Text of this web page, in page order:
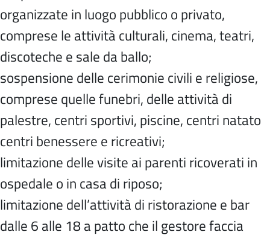
organizzate in luogo pubblico o privato,
comprese le attività culturali, cinema, teatri,
discoteche e sale da ballo;
sospensione delle cerimonie civili e religiose,
comprese quelle funebri, delle attività di
palestre, centri sportivi, piscine, centri
centri benessere e ricreativi;
limitazione delle visite ai parenti ricoverati in
ospedale o in casa di riposo;
limitazione dell’attività di ristorazione e bar
dalle 6 alle 18 a patto che il gestore faccia